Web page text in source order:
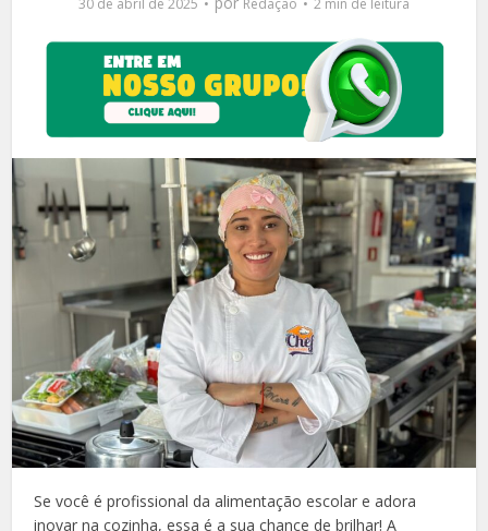
Se você é profissional da alimentação escolar e adora
inovar na cozinha, essa é a sua chance de brilhar! A